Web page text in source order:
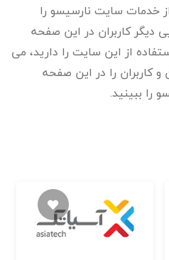
خدمات سایت نارسیسو را
دیگر کاربران در این صفحه
از این سایت را دارید، می
و کاربران را در این صفحه
را ببینید.